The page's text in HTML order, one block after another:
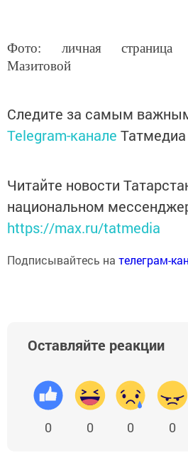
Фото: личная страница
Мазитовой
Следите за самым
Telegram-канале Татмедиа
Читайте новости
национальном
https://max.ru/tatmedia
Подписывайтесь на телеграм-
Оставляйте реакции
0 0 0 0